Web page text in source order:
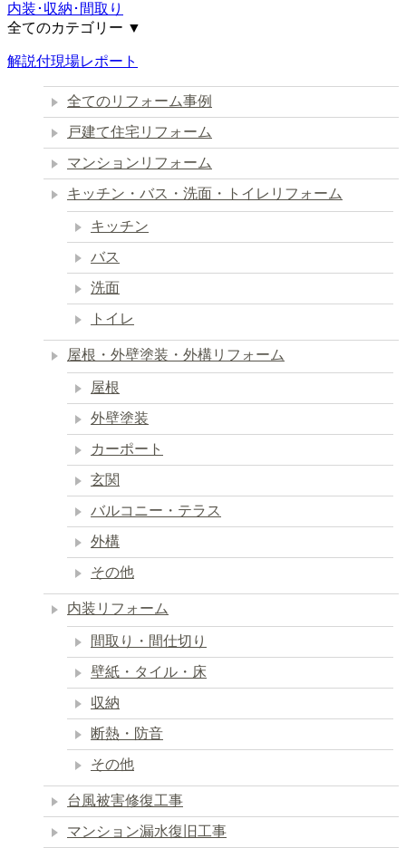
内装･収納･間取り
全てのカテゴリー ▼
解説付現場レポート
全てのリフォーム事例
戸建て住宅リフォーム
マンションリフォーム
キッチン・バス・洗面・トイレリフォーム
キッチン
バス
洗面
トイレ
屋根・外壁塗装・外構リフォーム
屋根
外壁塗装
カーポート
玄関
バルコニー・テラス
外構
その他
内装リフォーム
間取り・間仕切り
壁紙・タイル・床
収納
断熱・防音
その他
台風被害修復工事
マンション漏水復旧工事